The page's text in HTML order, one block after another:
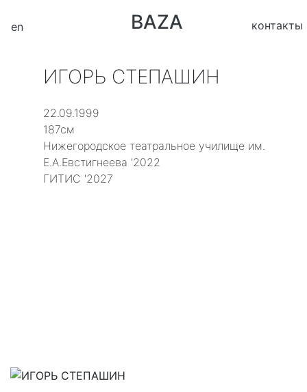
en BAZA контакты
ИГОРЬ СТЕПАШИН
22.09.1999
187см
Нижегородское театральное училище им.
Е.А.Евстигнеева '2022
ГИТИС '2027